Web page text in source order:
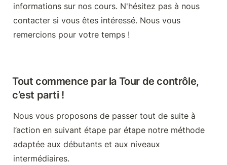
informations sur nos cours. N'hésitez pas à nous
contacter si vous êtes intéressé. Nous vous
remercions pour votre temps !
Tout commence par la Tour de contrôle,
c’est parti !
Nous vous proposons de passer tout de suite à
l’action en suivant étape par étape notre méthode
adaptée aux débutants et aux niveaux
intermédiaires.